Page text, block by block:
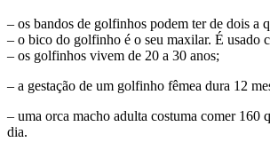
– os bandos de golfinhos podem ter de dois a
– o bico do golfinho é o seu maxilar. É usado
– os golfinhos vivem de 20 a 30 anos;
– a gestação de um golfinho fêmea dura 12
– uma orca macho adulta costuma comer 160
dia.